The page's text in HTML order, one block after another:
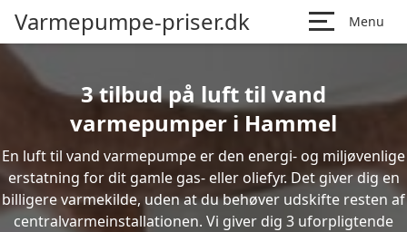
Varmepumpe-priser.dk Menu
3 tilbud på luft til vand
varmepumper i Hammel
En luft til vand varmepumpe er den energi- og miljøvenlige
erstatning for dit gamle gas- eller oliefyr. Det giver dig en
billigere varmekilde, uden at du behøver udskifte resten af
centralvarmeinstallationen. Vi giver dig 3 uforpligtende